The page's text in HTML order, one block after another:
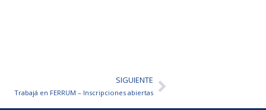
SIGUIENTE
Trabajá en FERRUM – Inscripciones abiertasSiguiente